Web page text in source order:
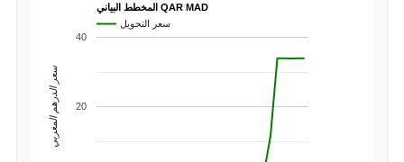
المخطط البياني QAR MAD
سعر التحويل
20
40
سعر الدرهم المغربي